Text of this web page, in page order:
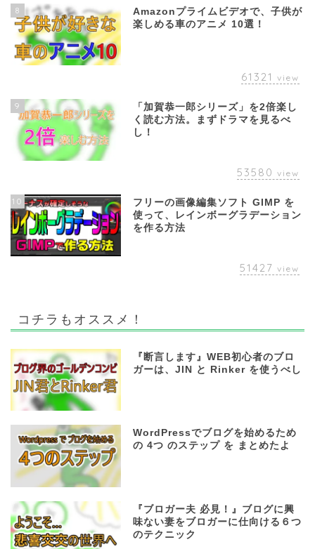
8
Amazonプライムビデオで、子供が
楽しめる車のアニメ 10選！
61321 view
9
「加賀恭一郎シリーズ」を2倍楽し
く読む方法。まずドラマを見るべ
し！
53580 view
10
フリーの画像編集ソフト GIMP を
使って、レインボーグラデーション
を作る方法
51427 view
コチラもオススメ！
『断言します』WEB初心者のブロ
ガーは、JIN と Rinker を使うべし
WordPressでブログを始めるため
の 4つ のステップ を まとめたよ
『ブロガー夫 必見！』ブログに興
味ない妻をブロガーに仕向ける６つ
のテクニック